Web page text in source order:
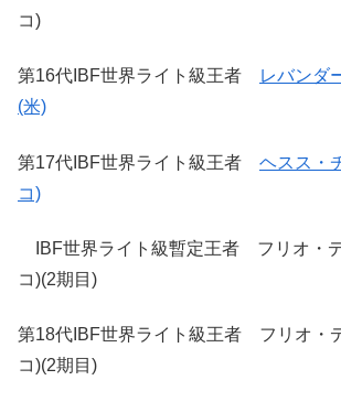
コ)
第16代IBF世界ライト級王者
レバンダ
(米)
第17代IBF世界ライト級王者 ヘスス・
コ)
IBF世界ライト級暫定王者 フリオ・
コ)(2期目)
第18代IBF世界ライト級王者 フリオ・
コ)(2期目)